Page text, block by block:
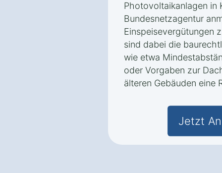
Photovoltaikanlagen in
Bundesnetzagentur
Einspeisevergütungen
sind dabei die
wie etwa
oder Vorgaben zur
älteren Gebäuden eine
Jetzt